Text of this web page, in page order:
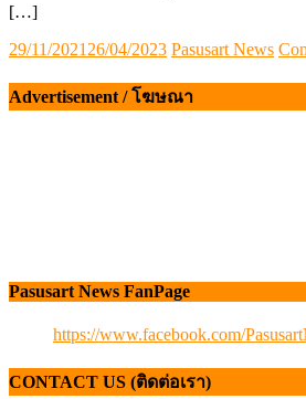
[…]
Posted
29/11/2021 26/04/2023 Author
Pasusart News
Advertisement / โฆษณา
Pasusart News FanPage
https://www.facebook.com/
CONTACT US (ติดต่อเรา)